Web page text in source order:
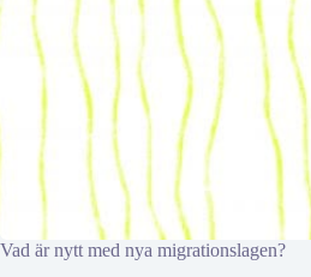
Vad är nytt med nya migrationslagen?